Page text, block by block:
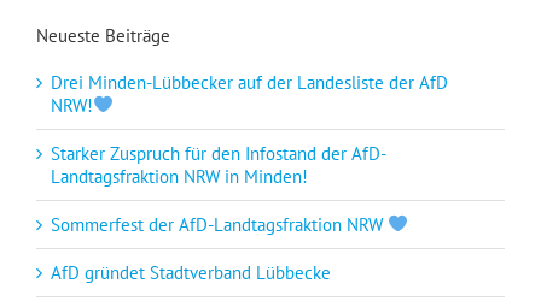
Neueste Beiträge
Drei Minden-Lübbecker auf der Landesliste der AfD
NRW!
Starker Zuspruch für den Infostand der AfD-
Landtagsfraktion NRW in Minden!
Sommerfest der AfD-Landtagsfraktion NRW
AfD gründet Stadtverband Lübbecke